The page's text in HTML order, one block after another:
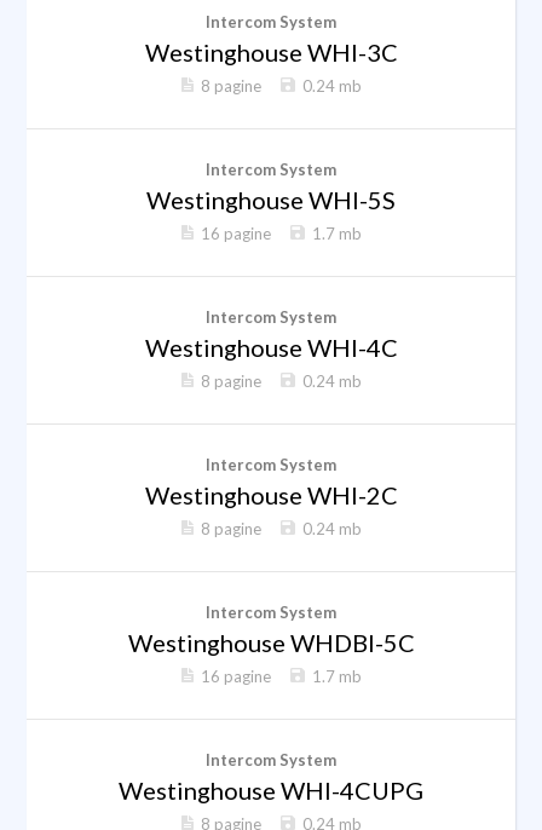
Intercom System
Westinghouse WHI-3C
8 pagine 0.24 mb
Intercom System
Westinghouse WHI-5S
16 pagine 1.7 mb
Intercom System
Westinghouse WHI-4C
8 pagine 0.24 mb
Intercom System
Westinghouse WHI-2C
8 pagine 0.24 mb
Intercom System
Westinghouse WHDBI-5C
16 pagine 1.7 mb
Intercom System
Westinghouse WHI-4CUPG
8 pagine 0.24 mb